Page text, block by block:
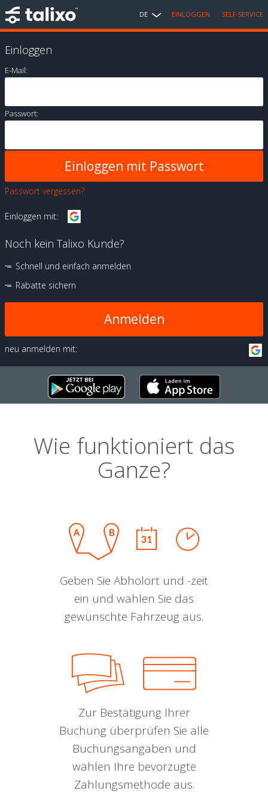
DE EINLOGGEN SELF SERVICE
Einloggen
E-Mail:
Passwort:
Passwort vergessen?
Einloggen mit:
Noch kein Talixo Kunde?
Schnell und einfach anmelden
Rabatte sichern
Anmelden
neu anmelden mit:
Wie funktioniert das
Ganze?
Geben Sie Abholort und -zeit
ein und wählen Sie das
gewünschte Fahrzeug aus.
Zur Bestätigung Ihrer
Buchung überprüfen Sie alle
Buchungsangaben und
wählen Ihre bevorzugte
Zahlungsmethode aus.